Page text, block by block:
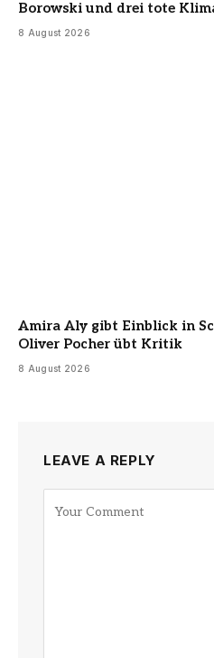
Borowski und drei tote
8 August 2026
Amira Aly gibt Einblick in
Oliver Pocher übt Kritik
8 August 2026
LEAVE A REPLY